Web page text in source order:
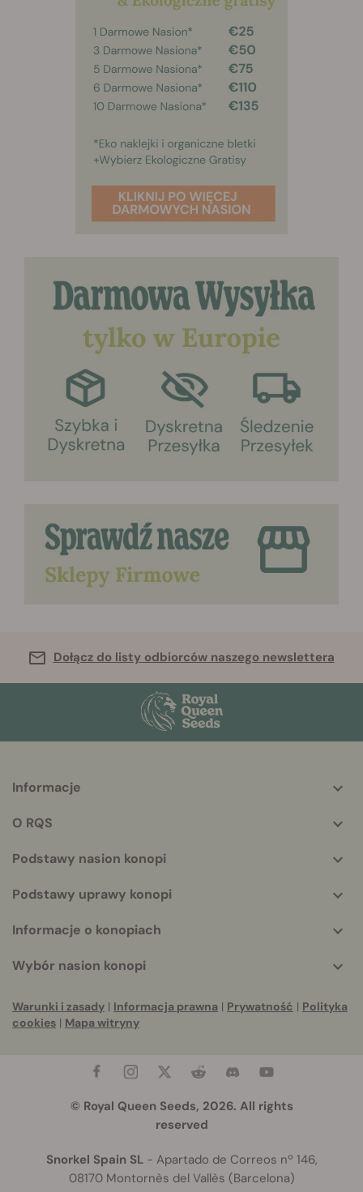
Dołącz do listy odbiorców naszego newslettera
info
Informacje
O RQS
Podstawy nasion konopi
Podstawy uprawy konopi
Informacje o konopiach
Wybór nasion konopi
Warunki i zasady | Informacja prawna | Prywatność | Polityka
cookies | Mapa witryny
© Royal Queen Seeds, 2026. All rights
reserved
Snorkel Spain SL- Apartado de Correos nº 146,
08170 Montornès del Vallès (Barcelona)